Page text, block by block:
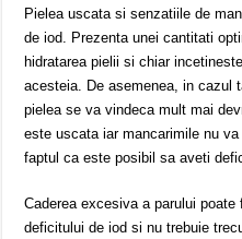
Pielea uscata si senzatiile de
de iod. Prezenta unei cantitati
hidratarea pielii si chiar
acesteia. De asemenea, in cazul
pielea se va vindeca mult mai
este uscata iar mancarimile nu
faptul ca este posibil sa aveti
Caderea excesiva a parului
deficitului de iod si nu trebuie